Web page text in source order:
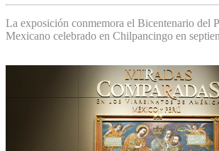
La exposición conmemora el Bicentenario del
Mexicano celebrado en Chilpancingo en